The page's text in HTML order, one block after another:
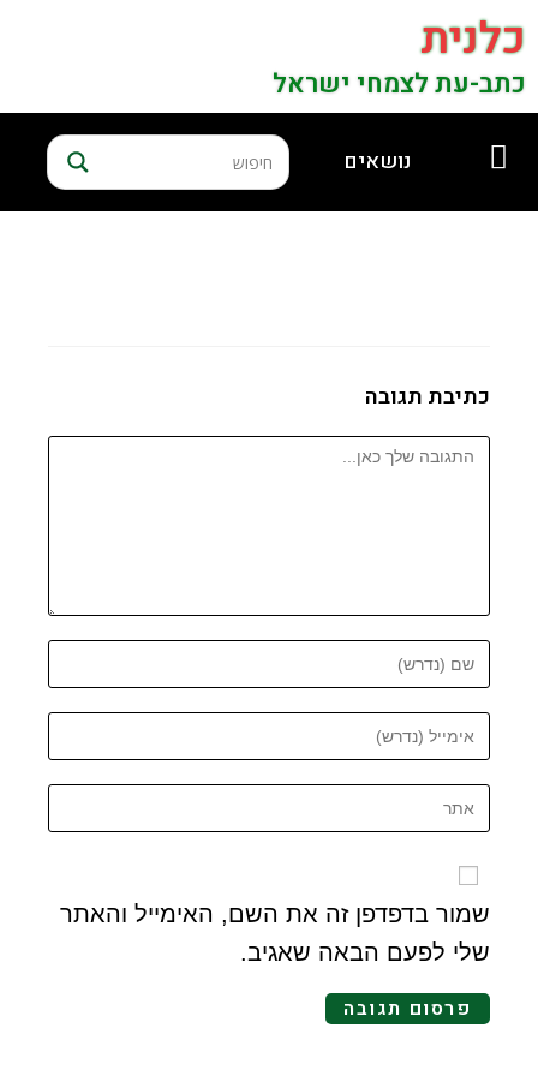
כלנית
כתב-עת לצמחי ישראל
נושאים
כתיבת תגובה
שמור בדפדפן זה את השם, האימייל והאתר
שלי לפעם הבאה שאגיב.